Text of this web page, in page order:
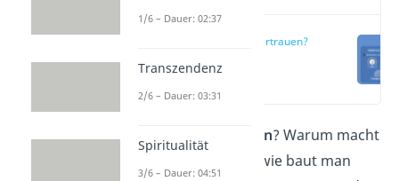
Was ist Vertrauen?
(00:14)
Was bedeutet Vertrauen? Warum macht
es dich glücklich? Und wie baut man
1/6 – Dauer: 02:37
Transzendenz
2/6 – Dauer: 03:31
Spiritualität
3/6 – Dauer: 04:51